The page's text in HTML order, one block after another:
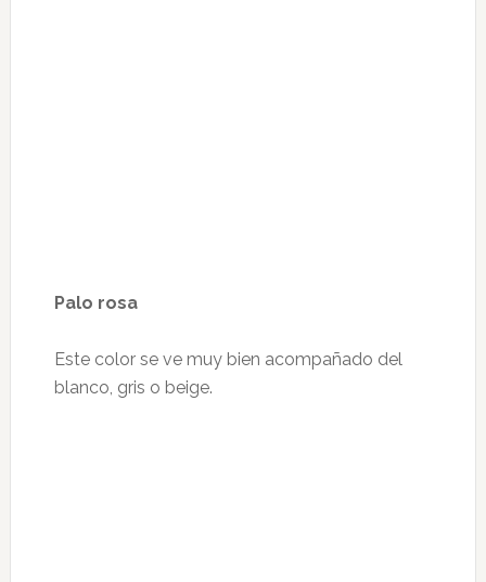
Palo rosa
Este color se ve muy bien acompañado del
blanco, gris o beige.